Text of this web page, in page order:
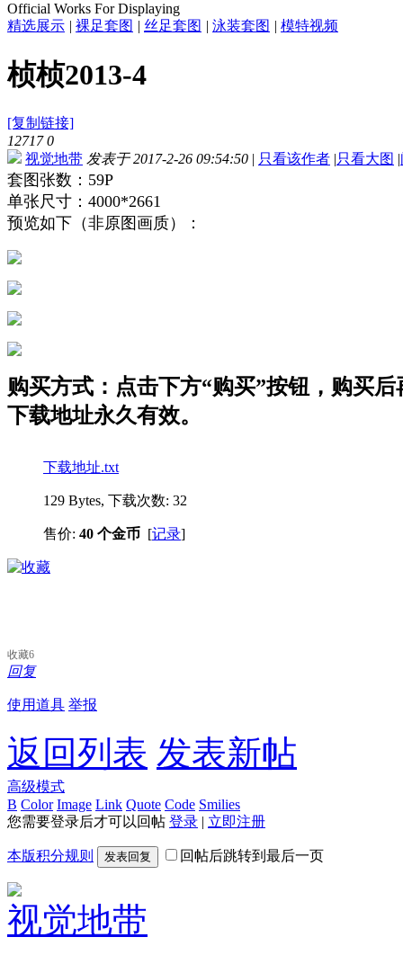
Official Works For Displaying
精选展示 | 裸足套图 | 丝足套图 | 泳装套图 | 模特视频
桢桢2013-4
[复制链接]
12717 0
视觉地带 发表于 2017-2-26 09:54:50 | 只看该作者 |只看大图 |
套图张数：59P
单张尺寸：4000*2661
预览如下（非原图画质）：
购买方式：点击下方“购买”按钮，购买
下载地址永久有效。
下载地址.txt
129 Bytes, 下载次数: 32
售价: 40 个金币 [记录]
收藏6
回复
使用道具 举报
返回列表 发表新帖
高级模式
B Color Image Link Quote Code Smilies
您需要登录后才可以回帖 登录 | 立即注册
本版积分规则 发表回复 回帖后跳转到最后一页
视觉地带